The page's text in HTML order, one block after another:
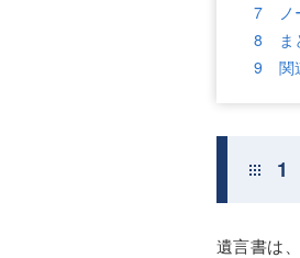
7 ノ
8 ま
9 関
1
遺言書は